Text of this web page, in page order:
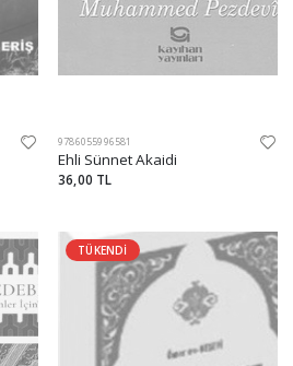
9786055996581
Ehli Sünnet Akaidi
36,00 TL
TÜKENDİ